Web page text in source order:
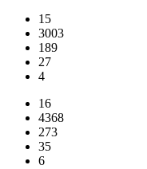
15
3003
189
27
4
16
4368
273
35
6